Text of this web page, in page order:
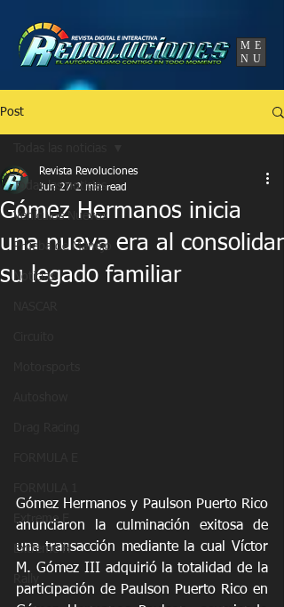
ME
NU
Post
Todas las noticias
Vehículos Nuevos
Prueba de Manejo
Noticias
Extreme E
Extreme H
Gómez Hermanos inicia
una nueva era al consolidar
su legado familiar
Revista Revoluciones
Jun 27 2 min read
Gómez Hermanos y Paulson Puerto Rico
anunciaron la culminación exitosa de
una transacción mediante la cual Víctor
M. Gómez III adquirió la totalidad de la
participación de Paulson Puerto Rico en